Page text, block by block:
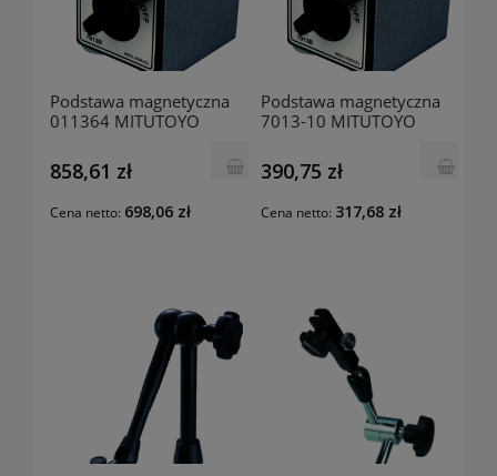
Podstawa magnetyczna
011364 MITUTOYO
858,61 zł
Cena netto: 698,06 zł
Podstawa magnetyczna
7013-10 MITUTOYO
390,75 zł
Cena netto: 317,68 zł